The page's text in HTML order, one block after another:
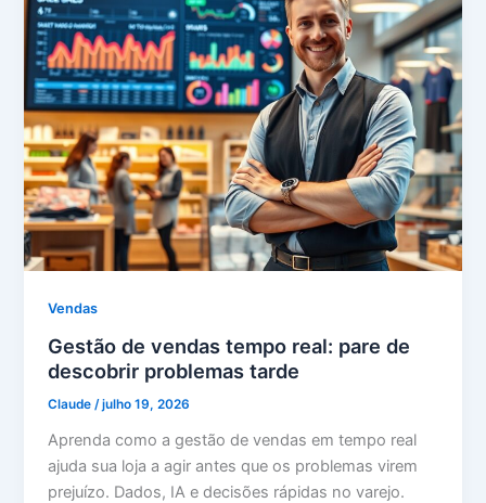
Vendas
Gestão de vendas tempo real: pare de
descobrir problemas tarde
Claude /julho 19, 2026
Aprenda como a gestão de vendas em tempo real
ajuda sua loja a agir antes que os problemas virem
prejuízo. Dados, IA e decisões rápidas no varejo.